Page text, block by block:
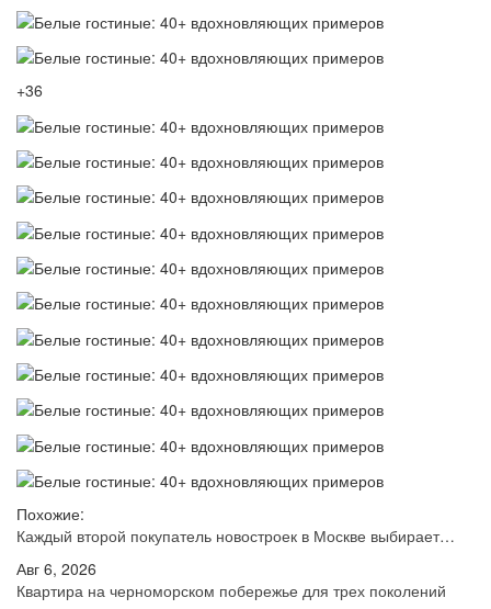
+36
Похожие:
Каждый второй покупатель новостроек в Москве выбирает…
Авг 6, 2026
Квартира на черноморском побережье для трех поколений